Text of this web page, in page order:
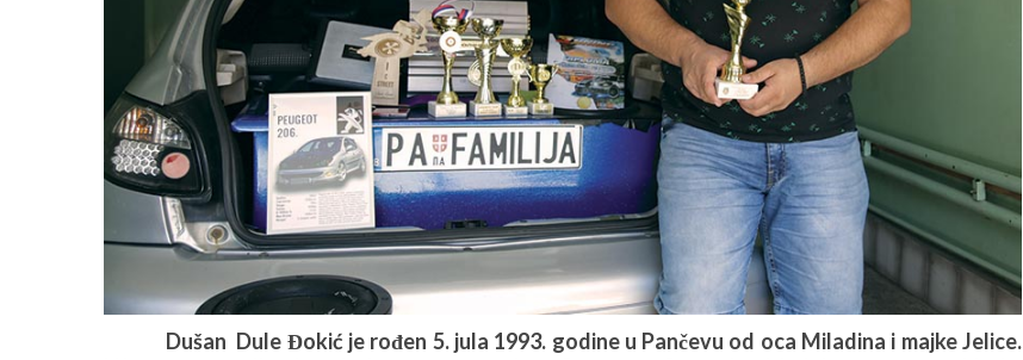
Dušan Dule Đokić je rođen 5. jula 1993. godine u Pančevu od oca Miladina i majke Jelice.